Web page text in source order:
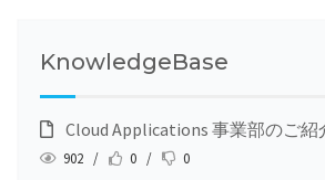
KnowledgeBase
Cloud Applications 事業部のご紹
902 / 0 / 0